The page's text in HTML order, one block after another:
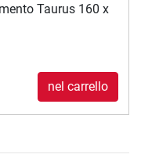
Taurus 160 x
nel carrello